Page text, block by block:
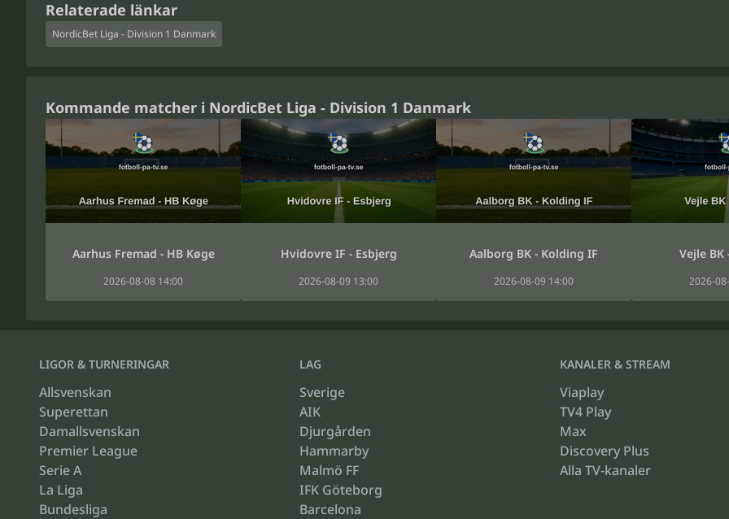
Relaterade länkar
NordicBet Liga - Division 1 Danmark
Kommande matcher i NordicBet Liga - Division 1 Danmark
Aarhus Fremad - HB Køge
2026-08-08 14:00
Hvidovre IF - Esbjerg
2026-08-09 13:00
Aalborg BK - Kolding IF
2026-08-09 14:00
Vejle
2026-
LIGOR & TURNERINGAR
Allsvenskan
Superettan
Damallsvenskan
Premier League
Serie A
La Liga
Bundesliga
LAG
Sverige
AIK
Djurgården
Hammarby
Malmö FF
IFK Göteborg
Barcelona
KANALER & STREAM
Viaplay
TV4 Play
Max
Discovery Plus
Alla TV-kanaler